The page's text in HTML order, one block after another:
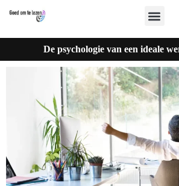
De psychologie van een ideale